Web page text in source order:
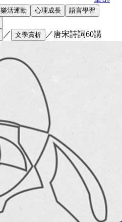
樂活運動 心理成長
語言學習
／ 文學賞析 ／ 唐宋詩詞60講